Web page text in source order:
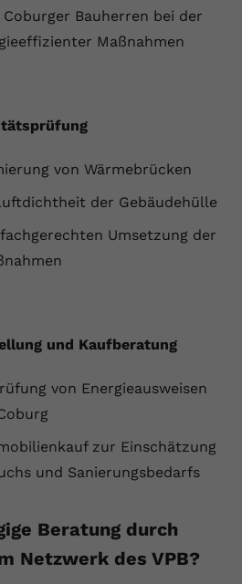
Bauherren bei der
Maßnahmen
von Wärmebrücken
der Gebäudehülle
Umsetzung der
und Kaufberatung
von Energieausweisen
zur Einschätzung
und Sanierungsbedarfs
Beratung durch
Netzwerk des VPB?
von YouTube gesetzte Cookie
darüber zu speichern, welche
von YouTube der Nutzer
hat.
setzt diesen Cookie, um die
des Nutzers zu
der eingebettete YouTube-